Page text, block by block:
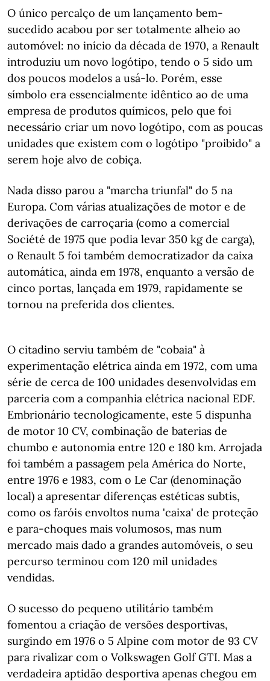
O único percalço de um lançamento bem-
sucedido acabou por ser totalmente alheio ao
automóvel: no início da década de 1970, a Renault
introduziu um novo logótipo, tendo o 5 sido um
dos poucos modelos a usá-lo. Porém, esse
símbolo era essencialmente idêntico ao de uma
empresa de produtos químicos, pelo que foi
necessário criar um novo logótipo, com as poucas
unidades que existem com o logótipo "proibido" a
serem hoje alvo de cobiça.
Nada disso parou a "marcha triunfal" do 5 na
Europa. Com várias atualizações de motor e de
derivações de carroçaria (como a comercial
Société de 1975 que podia levar 350 kg de carga),
o Renault 5 foi também democratizador da caixa
automática, ainda em 1978, enquanto a versão de
cinco portas, lançada em 1979, rapidamente se
tornou na preferida dos clientes.
O citadino serviu também de "cobaia" à
experimentação elétrica ainda em 1972, com uma
série de cerca de 100 unidades desenvolvidas em
parceria com a companhia elétrica nacional EDF.
Embrionário tecnologicamente, este 5 dispunha
de motor 10 CV, combinação de baterias de
chumbo e autonomia entre 120 e 180 km. Arrojada
foi também a passagem pela América do Norte,
entre 1976 e 1983, com o Le Car (denominação
local) a apresentar diferenças estéticas subtis,
como os faróis envoltos numa 'caixa' de proteção
e para-choques mais volumosos, mas num
mercado mais dado a grandes automóveis, o seu
percurso terminou com 120 mil unidades
vendidas.
O sucesso do pequeno utilitário também
fomentou a criação de versões desportivas,
surgindo em 1976 o 5 Alpine com motor de 93 CV
para rivalizar com o Volkswagen Golf GTI. Mas a
verdadeira aptidão desportiva apenas chegou em